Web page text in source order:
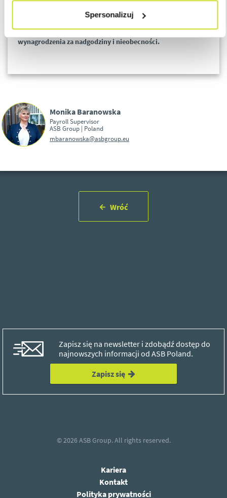
Spersonalizuj
Przypominamy również o prawidłowym rozliczeniu
przepracowanych godzin pracy i prawidłowej wypłacie
wynagrodzenia za nadgodziny i nieobecności.
Monika Baranowska
Payroll Supervisor
ASB Group | Poland
mbaranowska@asbgroup.eu
Wróć
Zapisz się na newsletter i zdobądź dostęp do
najnowszych informacji od ASB Poland.
Zapisz się
© 2026ASB Group.All rights reserved.
Kariera
Kontakt
Polityka prywatności